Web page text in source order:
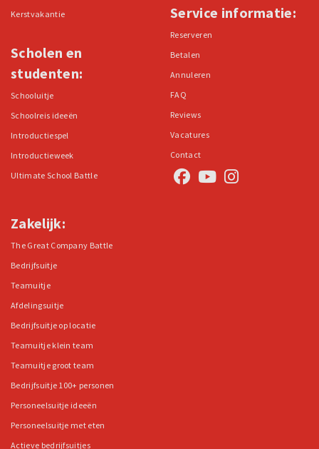
Kerstvakantie
Scholen en
studenten:
Schooluitje
Schoolreis ideeën
Introductiespel
Introductieweek
Ultimate School Battle
Service informatie:
Reserveren
Betalen
Annuleren
FAQ
Reviews
Vacatures
Contact
Zakelijk:
The Great Company Battle
Bedrijfsuitje
Teamuitje
Afdelingsuitje
Bedrijfsuitje op locatie
Teamuitje klein team
Teamuitje groot team
Bedrijfsuitje 100+ personen
Personeelsuitje ideeën
Personeelsuitje met eten
Actieve bedrijfsuitjes